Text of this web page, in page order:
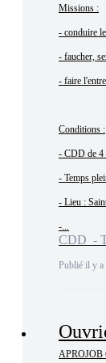
Missions :
- conduire
- faucher,
- faire
Conditions :
- CDD de 4
- Temps
- Lieu :
-...
CDD -
Publié il y a